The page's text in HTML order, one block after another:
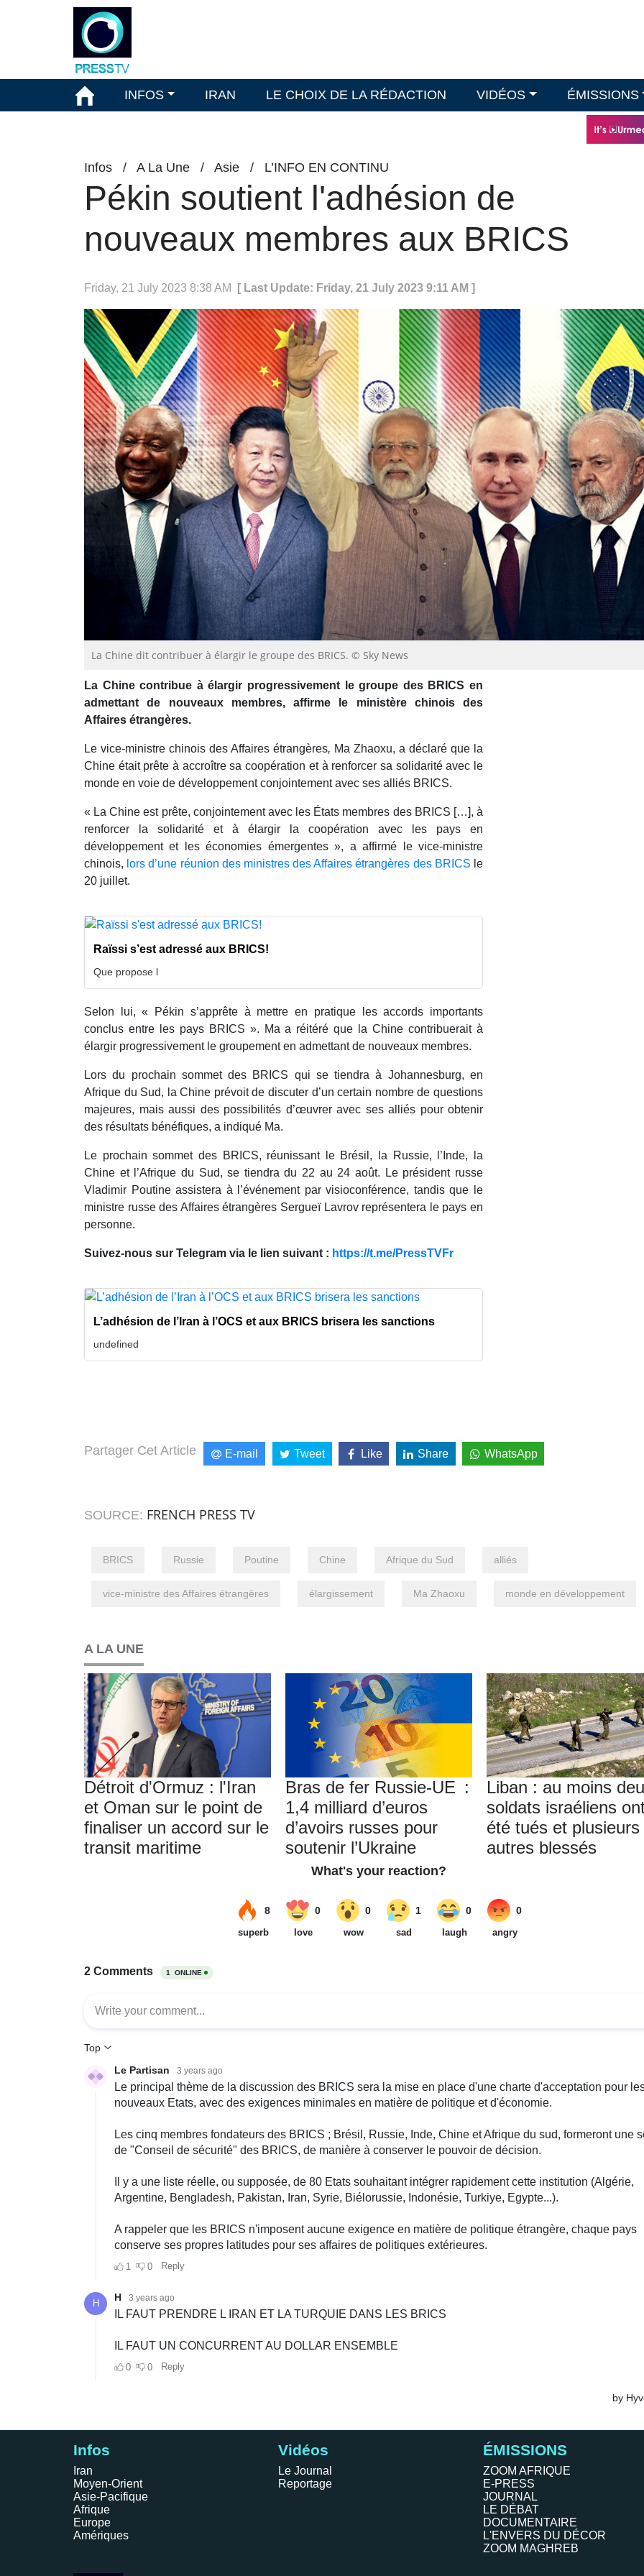
INFOS IRAN LE CHOIX DE LA RÉDACTION VIDÉOS ÉMISSIONS
Infos / A La Une / Asie / L’INFO EN CONTINU
Pékin soutient l'adhésion de
nouveaux membres aux BRICS
Friday, 21 July 2023 8:38 AM [ Last Update: Friday, 21 July 2023 9:11 AM ]
La Chine dit contribuer à élargir le groupe des BRICS. © Sky News
La Chine contribue à élargir progressivement le groupe des BRICS en
admettant de nouveaux membres, affirme le ministère chinois des
Affaires étrangères.
Le vice-ministre chinois des Affaires étrangères, Ma Zhaoxu, a déclaré que la
Chine était prête à accroître sa coopération et à renforcer sa solidarité avec le
monde en voie de développement conjointement avec ses alliés BRICS.
« La Chine est prête, conjointement avec les États membres des BRICS […], à
renforcer la solidarité et à élargir la coopération avec les pays en
développement et les économies émergentes », a affirmé le vice-ministre
chinois, lors d’une réunion des ministres des Affaires étrangères des BRICS le
20 juillet.
Raïssi s’est adressé aux BRICS!
Que propose l
Selon lui, « Pékin s’apprête à mettre en pratique les accords importants
conclus entre les pays BRICS ». Ma a réitéré que la Chine contribuerait à
élargir progressivement le groupement en admettant de nouveaux membres.
Lors du prochain sommet des BRICS qui se tiendra à Johannesburg, en
Afrique du Sud, la Chine prévoit de discuter d’un certain nombre de questions
majeures, mais aussi des possibilités d’œuvrer avec ses alliés pour obtenir
des résultats bénéfiques, a indiqué Ma.
Le prochain sommet des BRICS, réunissant le Brésil, la Russie, l’Inde, la
Chine et l’Afrique du Sud, se tiendra du 22 au 24 août. Le président russe
Vladimir Poutine assistera à l’événement par visioconférence, tandis que le
ministre russe des Affaires étrangères Sergueï Lavrov représentera le pays en
personne.
Suivez-nous sur Telegram via le lien suivant : https://t.me/PressTVFr
L’adhésion de l’Iran à l’OCS et aux BRICS brisera les sanctions
undefined
Partager Cet Article E-mail Tweet Like Share WhatsApp
SOURCE: FRENCH PRESS TV
BRICS Russie Poutine Chine Afrique du Sud alliés
vice-ministre des Affaires étrangères élargissement Ma Zhaoxu monde en développement
A LA UNE
Détroit d'Ormuz : l'Iran
et Oman sur le point de
finaliser un accord sur le
transit maritime
Bras de fer Russie-UE :
1,4 milliard d’euros
d’avoirs russes pour
soutenir l’Ukraine
Liban : au moins
soldats israéliens
été tués et plusieurs
autres blessés
Infos
Iran
Moyen-Orient
Asie-Pacifique
Afrique
Europe
Amériques
Vidéos
Le Journal
Reportage
ÉMISSIONS
ZOOM AFRIQUE
E-PRESS
JOURNAL
LE DÉBAT
DOCUMENTAIRE
L'ENVERS DU DÉCOR
ZOOM MAGHREB